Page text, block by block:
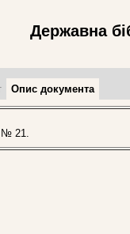
Державна
Опис документа
№ 21.